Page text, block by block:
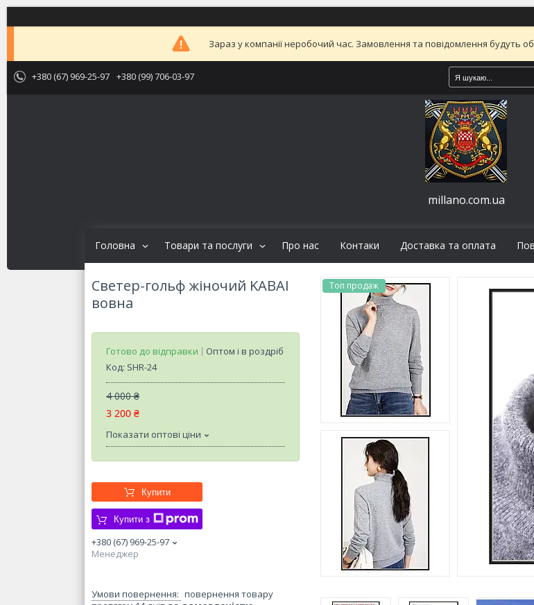
Зараз у компанії неробочий час. Замовлення та повідомлення будуть
+380 (67) 969-25-97 +380 (99) 706-03-97
millano.com.ua
Головна Товари та послуги Про нас Контаки Доставка та оплата
Светер-гольф жіночий KABAI
вовна
Готово до відправки
Оптом і в роздріб
Код: SHR-24
4 000 ₴
3 200 ₴
Показати оптові ціни
Купити
Купити з
+380 (67) 969-25-97
Менеджер
повернення товару
Топ продаж